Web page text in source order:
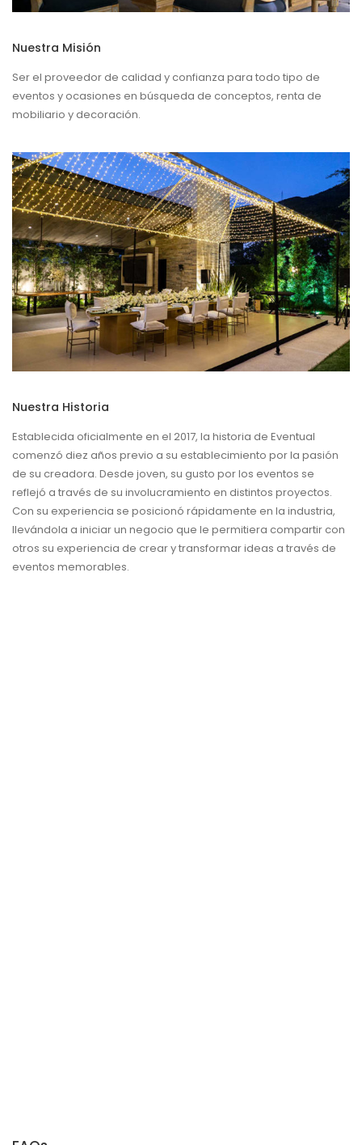
Nuestra Misión
Ser el proveedor de calidad y confianza para todo tipo de
eventos y ocasiones en búsqueda de conceptos, renta de
mobiliario y decoración.
Nuestra Historia
Establecida oficialmente en el 2017, la historia de Eventual
comenzó diez años previo a su establecimiento por la pasión
de su creadora. Desde joven, su gusto por los eventos se
reflejó a través de su involucramiento en distintos proyectos.
Con su experiencia se posicionó rápidamente en la industria,
llevándola a iniciar un negocio que le permitiera compartir con
otros su experiencia de crear y transformar ideas a través de
eventos memorables.